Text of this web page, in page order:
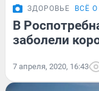
ЗДОРОВЬЕ ВСЁ
В
заболели
7 апреля, 2020, 16:43